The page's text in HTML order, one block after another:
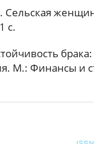
Сельская
с.
М.: Финансы и